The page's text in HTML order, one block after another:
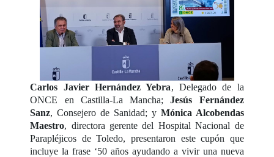
Carlos Javier Hernández Yebra, Delegado de la
ONCE en Castilla-La Mancha;Jesús Fernández
Sanz, Consejero de Sanidad; y Mónica Alcobendas
Maestro, directora gerente del Hospital Nacional de
Parapléjicos de Toledo, presentaron este cupón que
incluye la frase ‘50 años ayudando a vivir una nueva